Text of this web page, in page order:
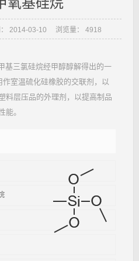
2014-03-10 浏览量： 4918
基三氯硅烷经甲醇醇解得出的一
室温硫化硅橡胶的交联剂，以
料层压品的外理剂，以提高制品
能。